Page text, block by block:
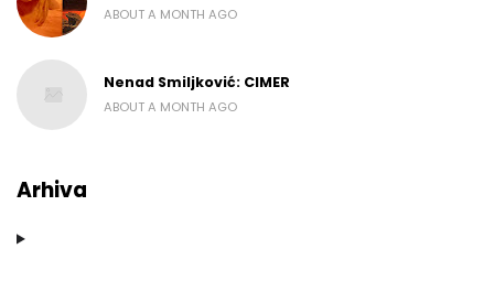
ABOUT A MONTH AGO
Nenad Smiljković: CIMER
ABOUT A MONTH AGO
Arhiva